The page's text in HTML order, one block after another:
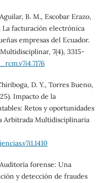
B. M., Escobar Erazo,
La facturación electrónica
empresas del Ecuador.
7(4), 3315-
D. Y., Torres Bueno,
Impacto de la
Retos y oportunidades
Arbitrada Multidisciplinaria
forense: Una
y detección de fraudes